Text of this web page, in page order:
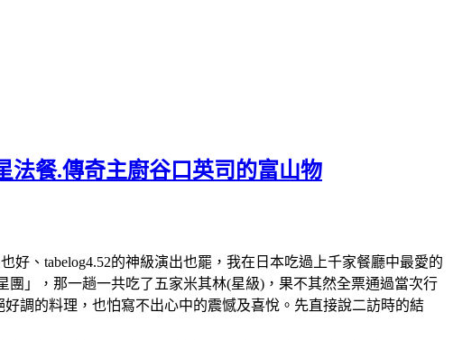
法餐.傳奇主廚谷口英司的富山物
好、tabelog4.52的神級演出也罷，我在日本吃過上千家餐廳中最愛的
」，那一趟一共吃了五家米其林(星級)，果不其然全票通過當次行
調的料理，也怕寫不出心中的震憾及喜悅。先直接說二訪時的結